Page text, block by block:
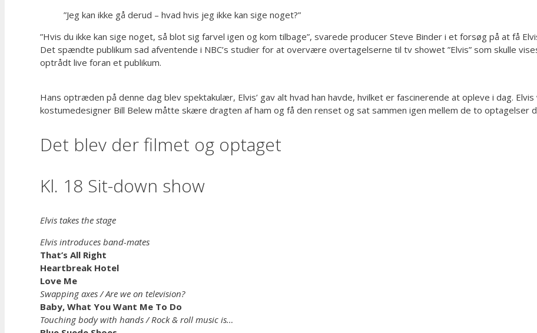
”Jeg kan ikke gå derud – hvad hvis jeg ikke kan sige noget?”
”Hvis du ikke kan sige noget, så blot sig farvel igen og kom tilbage”, svarede producer Steve Binder i et forsøg på at få
Det spændte publikum sad afventende i NBC’s studier for at overvære overtagelserne til tv showet ”Elvis” som skulle
optrådt live foran et publikum.
Hans optræden på denne dag blev spektakulær, Elvis’ gav alt hvad han havde, hvilket er fascinerende at opleve i dag.
kostumedesigner Bill Belew måtte skære dragten af ham og få den renset og sat sammen igen mellem de to optagelser
Det blev der filmet og optaget
Kl. 18 Sit-down show
Elvis takes the stage
Elvis introduces band-mates
That’s All Right
Heartbreak Hotel
Love Me
Swapping axes / Are we on television?
Baby, What You Want Me To Do
Touching body with hands / Rock & roll music is…